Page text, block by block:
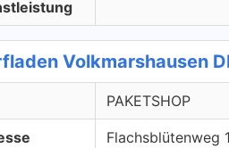
Volkmarshausen
PAKETSHOP
Flachsblütenweg 1